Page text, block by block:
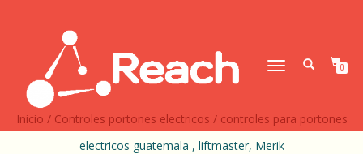
CAMBIAR
0
Inicio / Controles portones electricos / controles para portones
electricos guatemala , liftmaster, Merik